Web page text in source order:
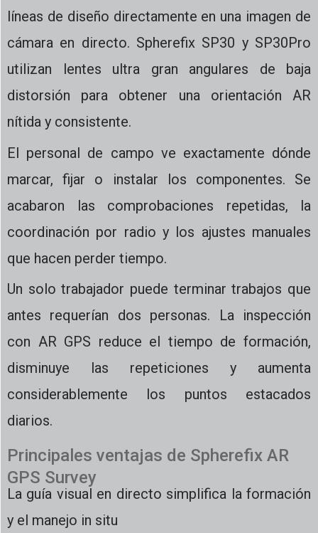
líneas de diseño directamente en una imagen de
cámara en directo. Spherefix SP30 y SP30Pro
utilizan lentes ultra gran angulares de baja
distorsión para obtener una orientación AR
nítida y consistente.
El personal de campo ve exactamente dónde
marcar, fijar o instalar los componentes. Se
acabaron las comprobaciones repetidas, la
coordinación por radio y los ajustes manuales
que hacen perder tiempo.
Un solo trabajador puede terminar trabajos que
antes requerían dos personas. La inspección
con AR GPS reduce el tiempo de formación,
disminuye las repeticiones y aumenta
considerablemente los puntos estacados
diarios.
Principales ventajas de Spherefix AR
GPS Survey
La guía visual en directo simplifica la formación
y el manejo in situ